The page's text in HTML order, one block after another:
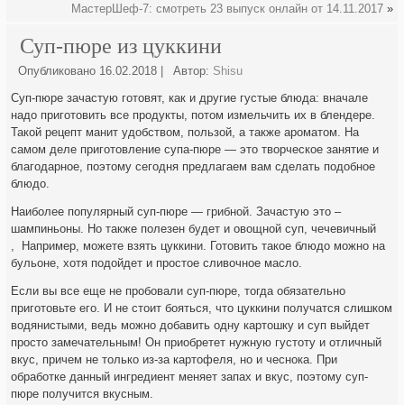
МастерШеф-7: смотреть 23 выпуск онлайн от 14.11.2017»
Суп-пюре из цуккини
Опубликовано 16.02.2018 Автор: Shisu
Суп-пюре зачастую готовят, как и другие густые блюда: вначале
надо приготовить все продукты, потом измельчить их в блендере.
Такой рецепт манит удобством, пользой, а также ароматом. На
самом деле приготовление супа-пюре — это творческое занятие и
благодарное, поэтомусегодня предлагаем вам сделать подобное
блюдо.
Наиболее популярный суп-пюре — грибной. Зачастую это –
шампиньоны. Но также полезен будет и овощной суп, чечевичный
, Например, можете взять цуккини. Готовить такое блюдо можно на
бульоне, хотя подойдет и простое сливочное масло.
Если вы все еще не пробовали суп-пюре, тогда обязательно
приготовьте его. И не стоит бояться, что цуккини получатся слишком
водянистыми, ведь можно добавить одну картошку и суп выйдет
просто замечательным! Он приобретет нужную густоту и отличный
вкус, причем не только из-за картофеля, но и чеснока. При
обработке данный ингредиент меняет запах и вкус, поэтому суп-
пюре получится вкусным.